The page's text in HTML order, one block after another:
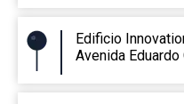
Edificio
Avenida Eduardo